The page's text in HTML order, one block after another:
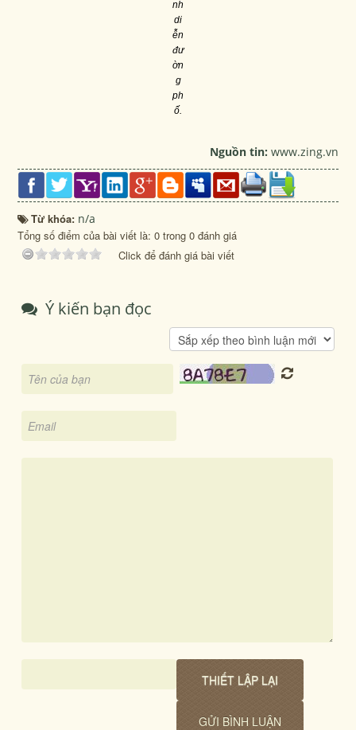
nh
di
ễn
đư
ờn
g
ph
ố.
Nguồn tin: www.zing.vn
Từ khóa: n/a
Tổng số điểm của bài viết là: 0 trong 0 đánh giá
Click để đánh giá bài viết
Ý kiến bạn đọc